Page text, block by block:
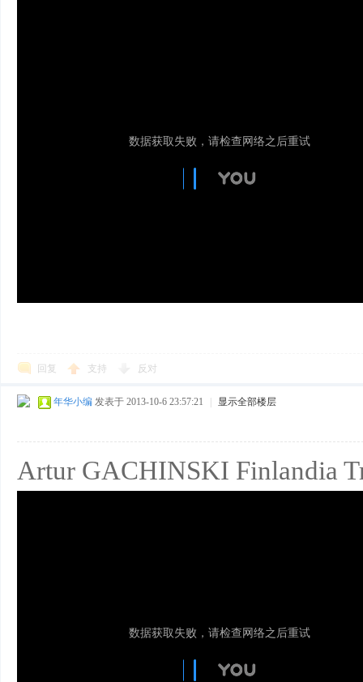
回复 支持 反对
年华小编 发表于 2013-10-6 23:57:21 显示全部楼层
Artur GACHINSKI Finlandia